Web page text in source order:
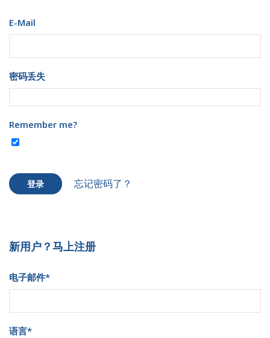
E-Mail
密码丢失
Remember me?
登录 忘记密码了？
新用户？马上注册
电子邮件*
语言*